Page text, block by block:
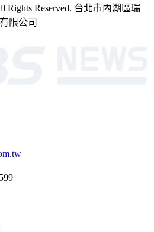
Rights Reserved. 台北市內湖區瑞
限公司